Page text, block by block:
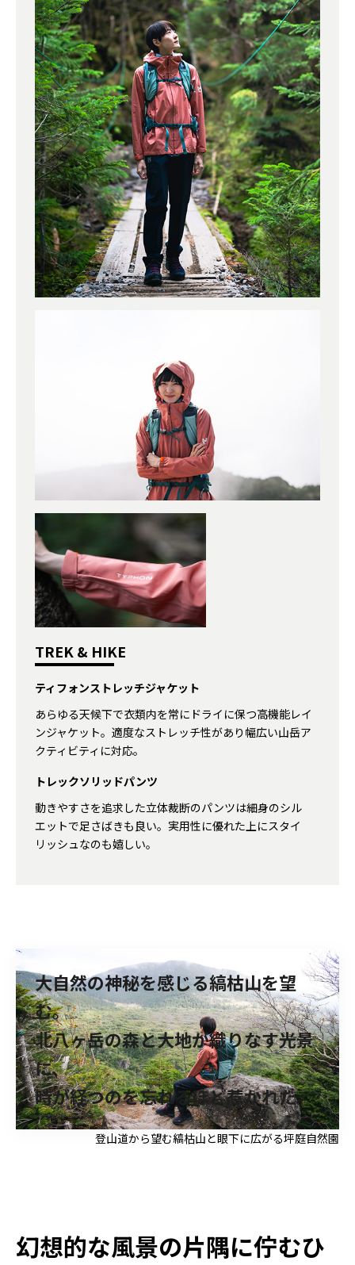
TREK & HIKE
ティフォンストレッチジャケット
あらゆる天候下で衣類内を常にドライに保つ高機能レイ
ンジャケット。適度なストレッチ性があり幅広い山岳ア
クティビティに対応。
トレックソリッドパンツ
動きやすさを追求した立体裁断のパンツは細身のシル
エットで足さばきも良い。実用性に優れた上にスタイ
リッシュなのも嬉しい。
大自然の神秘を感じる縞枯山を望
む。
北八ヶ岳の森と大地が織りなす光景
に、
時が経つのを忘れるほど惹かれた。
登山道から望む縞枯山と眼下に広がる坪庭自然園
幻想的な風景の片隅に佇むひ